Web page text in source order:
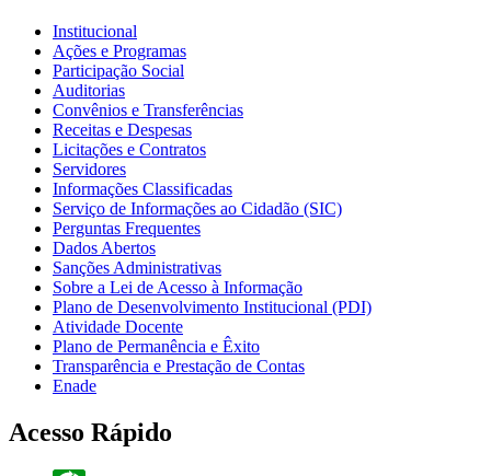
Institucional
Ações e Programas
Participação Social
Auditorias
Convênios e Transferências
Receitas e Despesas
Licitações e Contratos
Servidores
Informações Classificadas
Serviço de Informações ao Cidadão (SIC)
Perguntas Frequentes
Dados Abertos
Sanções Administrativas
Sobre a Lei de Acesso à Informação
Plano de Desenvolvimento Institucional (PDI)
Atividade Docente
Plano de Permanência e Êxito
Transparência e Prestação de Contas
Enade
Acesso Rápido